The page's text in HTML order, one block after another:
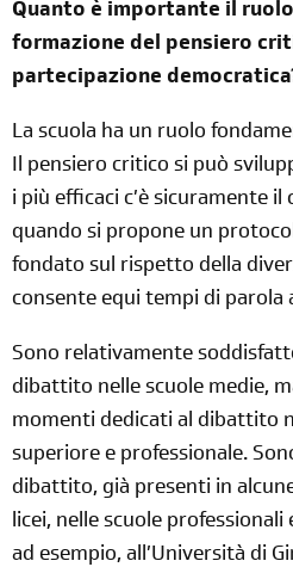
Quanto è importante il
formazione del pensiero
partecipazione
La scuola ha un ruolo
Il pensiero critico si può
i più efficaci c’è sicuramente
quando si propone un
fondato sul rispetto della
consente equi tempi di
Sono relativamente
dibattito nelle scuole medie,
momenti dedicati al dibattito
superiore e professionale.
dibattito, già presenti in
licei, nelle scuole professionali
ad esempio, all’Università di